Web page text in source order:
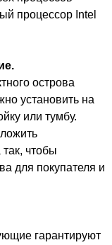
процессор Intel
острова
установить на
или тумбу.
чтобы
для покупателя и
гарантируют